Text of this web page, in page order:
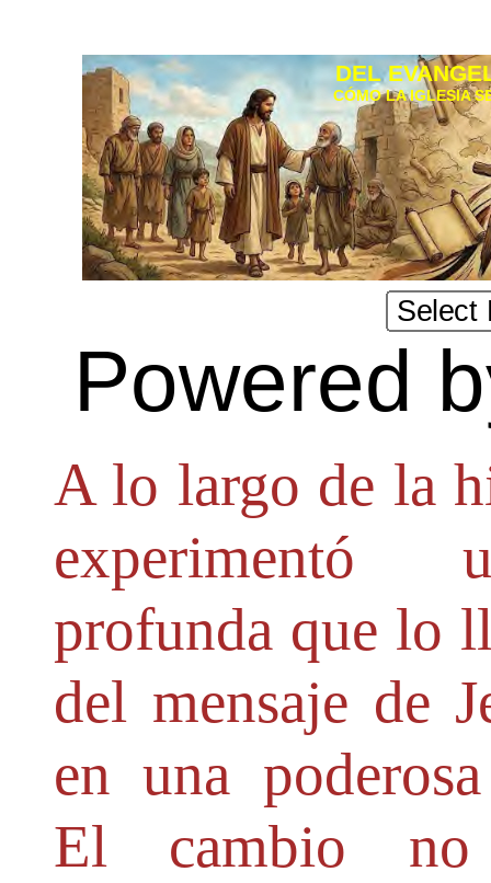
DEL
CÓMO LA IGLESIA
Powered
A lo largo de la
experimentó
profunda que lo
del mensaje de
en una
El cambio